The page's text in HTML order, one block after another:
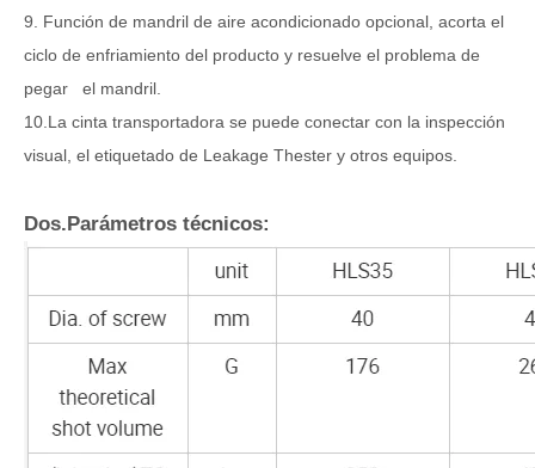
9. Función de mandril de aire acondicionado opcional, acorta el
ciclo de enfriamiento del producto y resuelve el problema de
pegar el mandril.
10.La cinta transportadora se puede conectar con la inspección
visual, el etiquetado de Leakage Thester y otros equipos.
Dos.Parámetros técnicos: